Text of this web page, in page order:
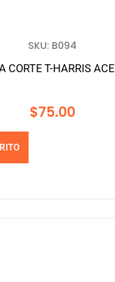
SKU: B094
CORTE T-HARRIS
$75.00